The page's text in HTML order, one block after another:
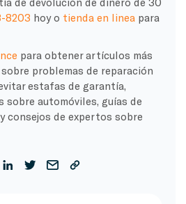
8203 hoy o tienda en linea para
para obtener artículos más
problemas de reparación
estafas de garantía,
sobre automóviles, guías de
consejos de expertos sobre